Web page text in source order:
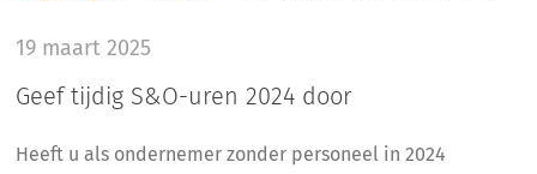
19 maart 2025
Geef tijdig S&O-uren 2024 door
Heeft u als ondernemer zonder personeel in 2024